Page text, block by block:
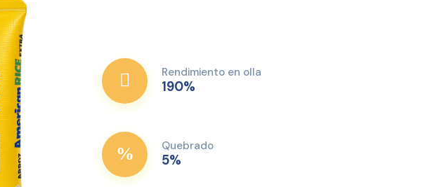
Rendimiento en olla
190%
Quebrado
5%